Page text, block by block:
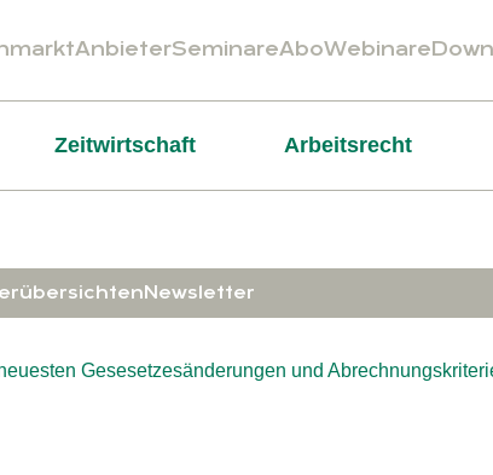
AnbieterSeminareAboWebinare
Zeitwirtschaft Arbeitsrecht
Newsletter